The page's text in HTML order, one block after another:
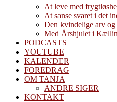
At leve med
At sanse svaret i det
Den kvindelige arv
Med Årshjulet i
PODCASTS
YOUTUBE
KALENDER
FOREDRAG
OM TANJA
ANDRE SIGER
KONTAKT